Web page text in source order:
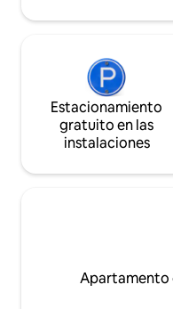
Estacionamiento
gratuito en las
instalaciones
Apartamento